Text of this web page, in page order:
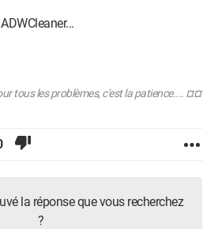
tous les problèmes, c'est la patience.... ¤¤
la réponse que vous recherchez
?